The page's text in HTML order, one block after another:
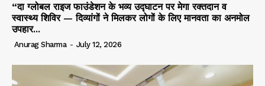
“दा ग्लोबल राइज फाउंडेशन के भव्य उद्घाटन पर मेगा रक्तदान व
स्वास्थ्य शिविर — दिव्यांगों ने मिलकर लोगों के लिए मानवता का अनमोल
उपहार...
Anurag Sharma - July 12, 2026